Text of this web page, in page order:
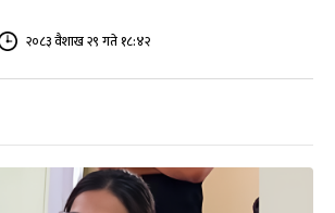
२०८३ वैशाख २९ गते १८:४२